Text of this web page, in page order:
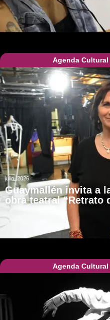
Agenda Cultural
julio, 2026
Guaymallén invita a
obra teatral “Retrato
Agenda Cultural